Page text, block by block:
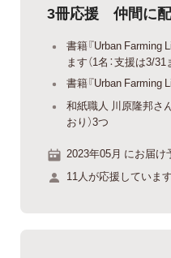
3冊応援 仲間に
書籍『Urban Farming
ます（1名：支援は3/31
書籍『Urban Farming
和紙職人 川原隆邦さ
おり）3つ
2023年05月 にお届け
11人が応援しています